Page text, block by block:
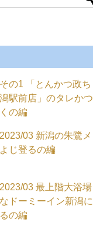
の1 「とんかつ政ち
駅前店」のタレかつ
の編
03 新潟の朱鷺メ
じ登るの編
03 最上階大浴場
ドーミーイン新潟に
の編